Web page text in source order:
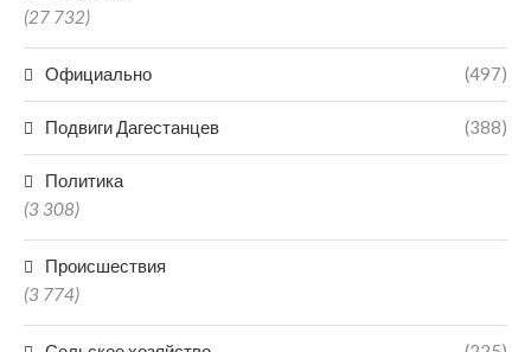
(27 732)
Официально (497)
Подвиги Дагестанцев (388)
Политика
(3 308)
Происшествия
(3 774)